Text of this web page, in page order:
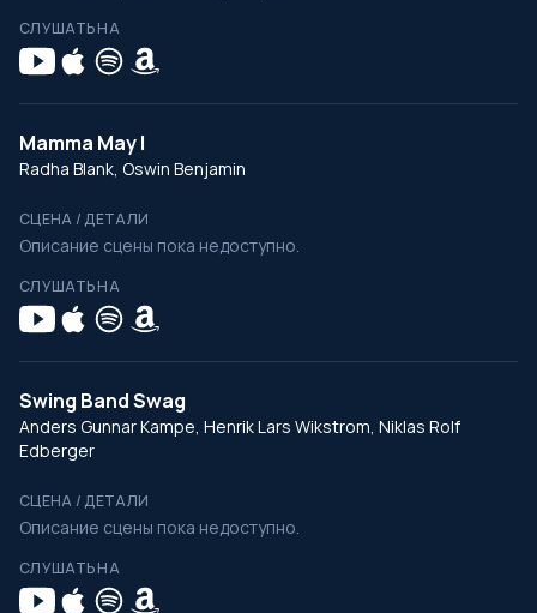
СЛУШАТЬ НА
Mamma May I
Radha Blank, Oswin Benjamin
СЦЕНА / ДЕТАЛИ
Описание сцены пока недоступно.
СЛУШАТЬ НА
Swing Band Swag
Anders Gunnar Kampe, Henrik Lars Wikstrom, Niklas Rolf
Edberger
СЦЕНА / ДЕТАЛИ
Описание сцены пока недоступно.
СЛУШАТЬ НА